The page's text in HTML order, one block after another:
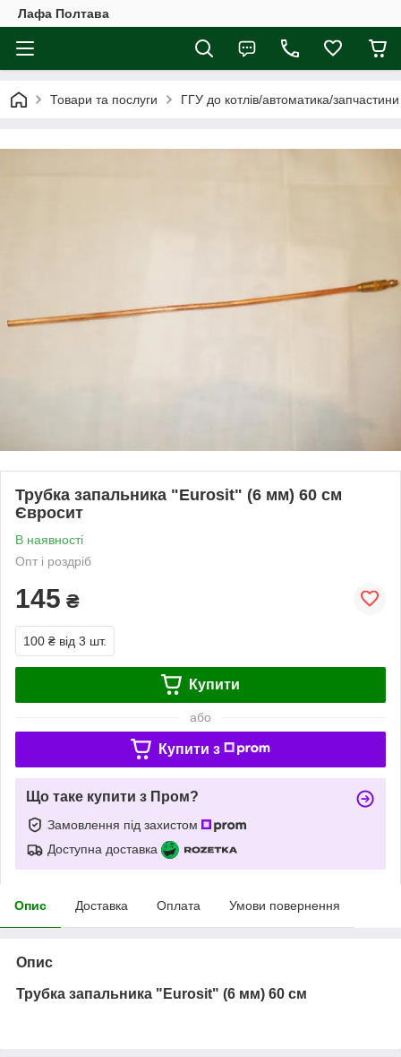
Лафа Полтава
Товари та послуги ГГУ до котлів/автоматика/запчастини
Трубка запальника "Eurosit" (6 мм) 60 см
Євросит
В наявності
Опт і роздріб
145 ₴
100 ₴ від 3 шт.
Купити
або
Купити з
Що таке купити з Пром?
Замовлення під захистом
Доступна доставка
Опис Доставка Оплата Умови повернення
Опис
Трубка запальника "Eurosit" (6 мм) 60 см